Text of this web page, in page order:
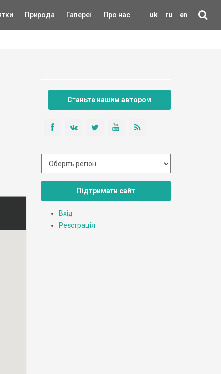
uk ru en
Природа Галереї Про нас
Станьте нашим автором
Підтримати сайт
Вхід
Реєстрація